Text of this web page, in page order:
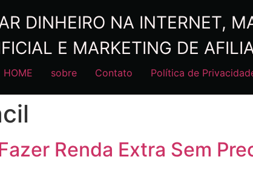
DINHEIRO NA INTERNET,
E MARKETING DE
HOME sobre Contato Política de
Renda Extra Sem